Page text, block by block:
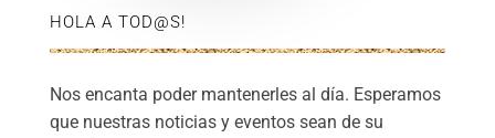
HOLA A TOD@S!
Nos encanta poder mantenerles al día. Esperamos
que nuestras noticias y eventos sean de su